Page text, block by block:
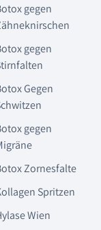
gegen
gegen
Gegen
gegen
Zornesfalte
Spritzen
Wien